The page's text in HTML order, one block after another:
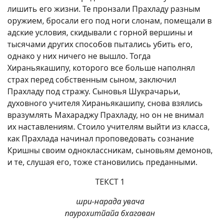
лишить его жизни. Те пронзали Прахладу разным
оружием, бросали его под ноги слонам, помещали в
адские условия, скидывали с горной вершины и
тысячами других способов пытались убить его,
однако у них ничего не вышло. Тогда
Хираньякашипу, которого все больше наполнял
страх перед собственным сыном, заключил
Прахладу под стражу. Сыновья Шукрачарьи,
духовного учителя Хираньякашипу, снова взялись
вразумлять Махараджу Прахладу, но он не внимал
их наставлениям. Стоило учителям выйти из класса,
как Прахлада начинал проповедовать сознание
Кришны своим одноклассникам, сыновьям демонов,
и те, слушая его, тоже становились преданными.
ТЕКСТ 1
шри-нарада увача
паурохитйайа бхагаван